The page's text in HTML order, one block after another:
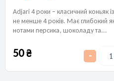
Adjari 4 роки – класичний коньяк
не менше 4 років. Має глибокий
нотами персика, шоколаду та...
50₴ -